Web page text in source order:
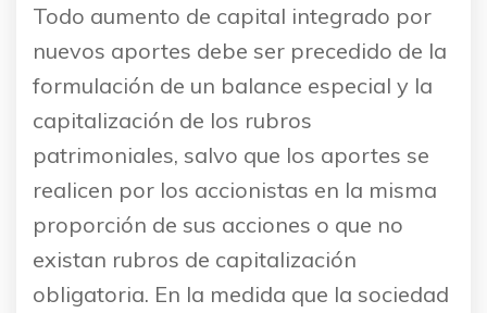
Todo aumento de capital integrado por
nuevos aportes debe ser precedido de la
formulación de un balance especial y la
capitalización de los rubros
patrimoniales, salvo que los aportes se
realicen por los accionistas en la misma
proporción de sus acciones o que no
existan rubros de capitalización
obligatoria. En la medida que la sociedad